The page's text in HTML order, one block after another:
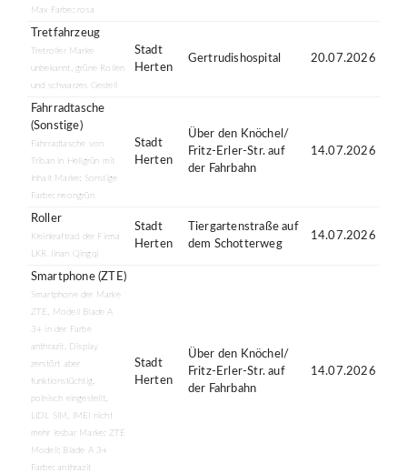
Max Farbe: rosa
Tretfahrzeug
Tretroller Marke
unbekannt, grüne Rollen
und schwarzes Gestell
Stadt
Herten
Gertrudishospital 20.07.2026
Fahrradtasche
(Sonstige)
Fahrradtasche von
Triban in Hellgrün mit
Inhalt Marke: Sonstige
Farbe: neongrün
Stadt
Herten
Über den Knöchel/
Fritz-Erler-Str. auf
der Fahrbahn
14.07.2026
Roller
Kleinkraftrad der Firma
LKR Jinan Qingqi
Stadt
Herten
Tiergartenstraße auf
dem Schotterweg
14.07.2026
Smartphone (ZTE)
Smartphone der Marke
ZTE, Modell Blade A
34 in der Farbe
anthrazit, Display
zerstört aber
funktionstüchtig,
polnisch eingestellt,
LIDL SIM, IMEI nicht
mehr lesbar Marke: ZTE
Modell: Blade A 34
Farbe: anthrazit
Stadt
Herten
Über den Knöchel/
Fritz-Erler-Str. auf
der Fahrbahn
14.07.2026